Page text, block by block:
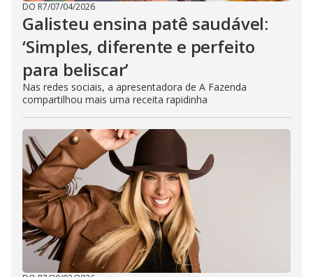
DO R7/07/04/2026
Galisteu ensina patê saudável:
‘Simples, diferente e perfeito
para beliscar’
Nas redes sociais, a apresentadora de A Fazenda
compartilhou mais uma receita rapidinha